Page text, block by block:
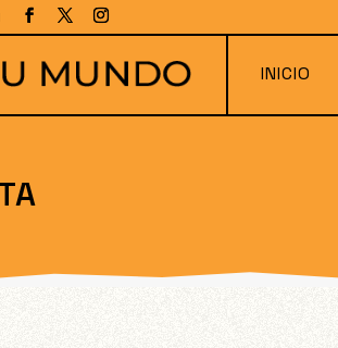
INICIO